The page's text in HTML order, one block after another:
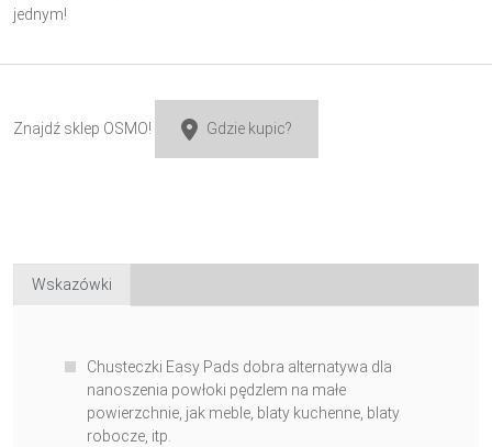
jednym!
Znajdź sklep OSMO! Gdzie kupic?
Wskazówki
Chusteczki Easy Pads dobra alternatywa dla
nanoszenia powłoki pędzlem na małe
powierzchnie, jak meble, blaty kuchenne, blaty
robocze, itp.